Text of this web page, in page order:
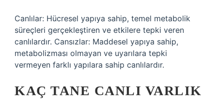
Canlılar: Hücresel yapıya sahip, temel metabolik
süreçleri gerçekleştiren ve etkilere tepki veren
canlılardır. Cansızlar: Maddesel yapıya sahip,
metabolizması olmayan ve uyarılara tepki
vermeyen farklı yapılara sahip canlılardır.
KAÇ TANE CANLI VARLIK